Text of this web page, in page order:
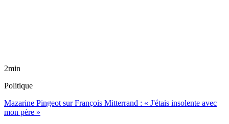
2min
Politique
Mazarine Pingeot sur François Mitterrand : « J'étais insolente avec
mon père »